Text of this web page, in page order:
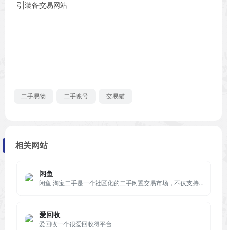
号|装备交易网站
二手易物 二手账号 交易猫
相关网站
闲鱼
闲鱼.淘宝二手是一个社区化的二手闲置交易市场，不仅支持各种同城及线上的担保交易，更安全，同时还有最专业的放心购二手商家，让你轻松在这买卖二手闲置。
爱回收
爱回收一个很爱回收得平台